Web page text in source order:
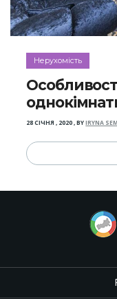
Нерухомість
28 СІЧНЯ , 2020,BYIRYNA